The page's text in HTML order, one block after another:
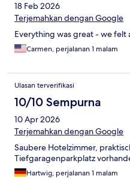
18 Feb 2026
Terjemahkan dengan Google
Everything was great - we felt
Carmen, perjalanan 1 malam
Ulasan terverifikasi
10/10 Sempurna
10 Apr 2026
Terjemahkan dengan Google
Saubere Hotelzimmer,
Tiefgaragenparkplatz
Hartwig, perjalanan 1 malam